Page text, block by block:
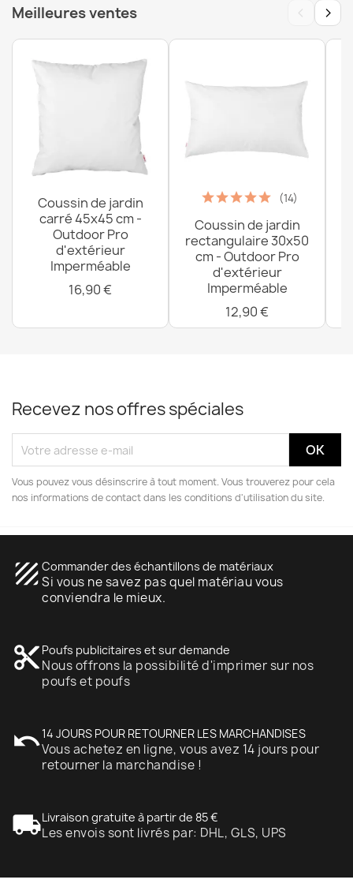
Tapis FUSION crème / terracotta - Vagues, moderne,
Meilleures ventes ‹ ›
Coussin de jardin
carré 45x45 cm -
Outdoor Pro
d'extérieur
Imperméable
16,90 €
(14)
Coussin de jardin
rectangulaire 30x50
cm - Outdoor Pro
d'extérieur
Imperméable
12,90 €
Recevez nos offres spéciales
Vous pouvez vous désinscrire à tout moment. Vous trouverez pour cela
nos informations de contact dans les conditions d'utilisation du site.
texture Commander des échantillons de matériaux
Si vous ne savez pas quel matériau vous
conviendra le mieux.
content_cut Poufs publicitaires et sur demande
Nous offrons la possibilité d'imprimer sur nos
poufs et poufs
undo14 JOURS POUR RETOURNER LES MARCHANDISES
Vous achetez en ligne, vous avez 14 jours pour
retourner la marchandise !
local_shippingLivraison gratuite à partir de 85 €
Les envois sont livrés par: DHL, GLS, UPS